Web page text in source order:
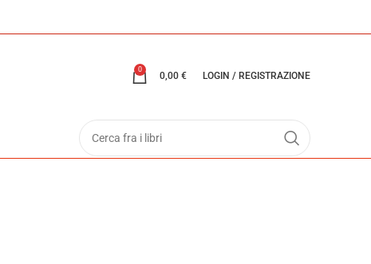
0
0,00 € LOGIN / REGISTRAZIONE